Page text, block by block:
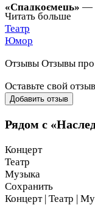
«Спадкоємець» —
Вистава
Що, якщо одного
Це історія про
неможливо
Читать больше
Театр
Юмор
Отзывы Отзывы про
Оставьте свой отзыв
Добавить отзыв
Рядом с
Концерт
Театр
Музыка
Сохранить
Концерт | Театр |